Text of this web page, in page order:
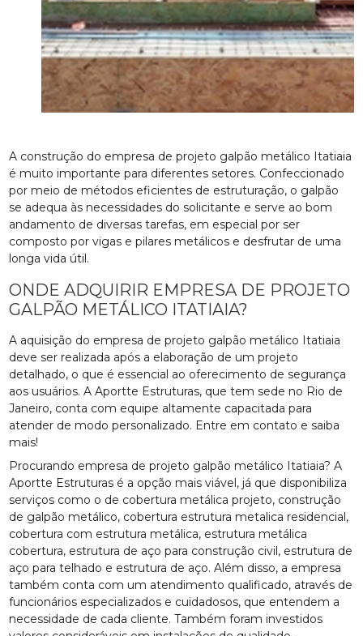
A construção do empresa de projeto galpão metálico Itatiaia
é muito importante para diferentes setores. Confeccionado
por meio de métodos eficientes de estruturação, o galpão
se adequa às necessidades do solicitante e serve ao bom
andamento de diversas tarefas, em especial por ser
composto por vigas e pilares metálicos e desfrutar de uma
longa vida útil.
ONDE ADQUIRIR EMPRESA DE PROJETO
GALPÃO METÁLICO ITATIAIA?
A aquisição do empresa de projeto galpão metálico Itatiaia
deve ser realizada após a elaboração de um projeto
detalhado, o que é essencial ao oferecimento de segurança
aos usuários. A Aportte Estruturas, que tem sede no Rio de
Janeiro, conta com equipe altamente capacitada para
atender de modo personalizado. Entre em contato e saiba
mais!
Procurando empresa de projeto galpão metálico Itatiaia? A
Aportte Estruturas é a opção mais viável, já que disponibiliza
serviços como o de cobertura metálica projeto, construção
de galpão metálico, cobertura estrutura metalica residencial,
cobertura com estrutura metálica, estrutura metálica
cobertura, estrutura de aço para construção civil, estrutura de
aço para telhado e estrutura de aço. Além disso, a empresa
também conta com um atendimento qualificado, através de
funcionários especializados e cuidadosos, que entendem a
necessidade de cada cliente. Também foram investidos